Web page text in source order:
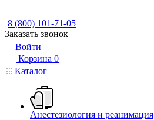
8 (800) 101-71-05
Заказать звонок
Войти
Корзина 0
Каталог
Анестезиология и реанимация